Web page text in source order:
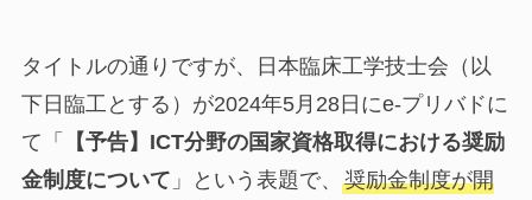
タイトルの通りですが、日本臨床工学技士会（以
下日臨工とする）が2024年5月28日にe-プリバドに
て「
【予告】ICT分野の国家資格取得における奨励
金制度について 」という表題で、 奨励金制度が開